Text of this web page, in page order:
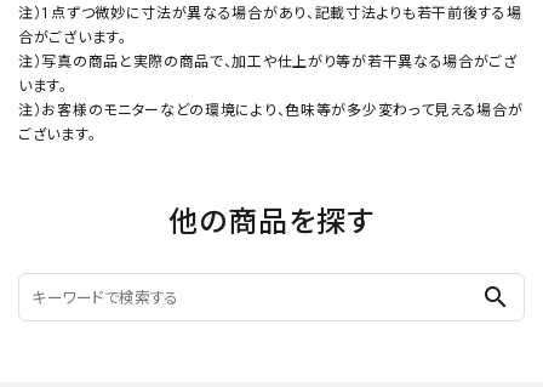
注）1点ずつ微妙に寸法が異なる場合があり、記載寸法よりも若干前後する場
合がございます。
注）写真の商品と実際の商品で、加工や仕上がり等が若干異なる場合がござ
います。
注）お客様のモニターなどの環境により、色味等が多少変わって見える場合が
ございます。
他の商品を探す
search